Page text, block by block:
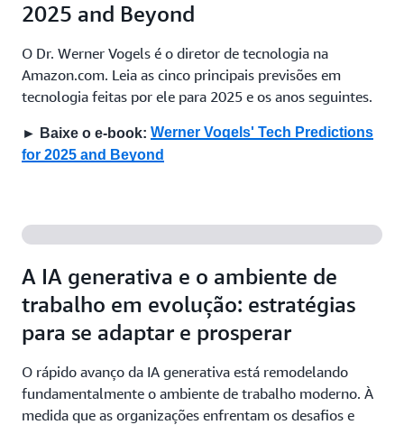
2025 and Beyond
O Dr. Werner Vogels é o diretor de tecnologia na
Amazon.com. Leia as cinco principais previsões em
tecnologia feitas por ele para 2025 e os anos seguintes.
► Baixe o e-book: Werner Vogels' Tech Predictions
for 2025 and Beyond
A IA generativa e o ambiente de
trabalho em evolução: estratégias
para se adaptar e prosperar
O rápido avanço da IA generativa está remodelando
fundamentalmente o ambiente de trabalho moderno. À
medida que as organizações enfrentam os desafios e